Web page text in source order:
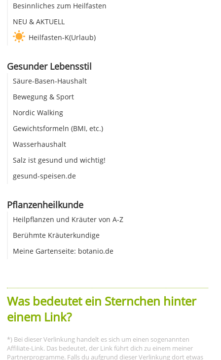
Besinnliches zum Heilfasten
NEU & AKTUELL
Heilfasten-K(Urlaub)
Gesunder Lebensstil
Säure-Basen-Haushalt
Bewegung & Sport
Nordic Walking
Gewichtsformeln (BMI, etc.)
Wasserhaushalt
Salz ist gesund und wichtig!
gesund-speisen.de
Pflanzenheilkunde
Heilpflanzen und Kräuter von A-Z
Berühmte Kräuterkundige
Meine Gartenseite: botanio.de
Was bedeutet ein Sternchen hinter
einem Link?
*) Bei dieser Verlinkung handelt es sich um einen sogenannten
Affiliate-Link. Das bedeutet, der Link führt dich zu einem meiner
Partnerprogramme. Falls du aufgrund dieser Verlinkung dort etwas